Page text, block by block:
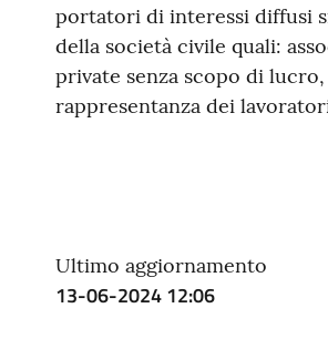
portatori di interessi diffusi
della società civile quali:
private senza scopo di
rappresentanza dei
Ultimo aggiornamento
13-06-2024 12:06